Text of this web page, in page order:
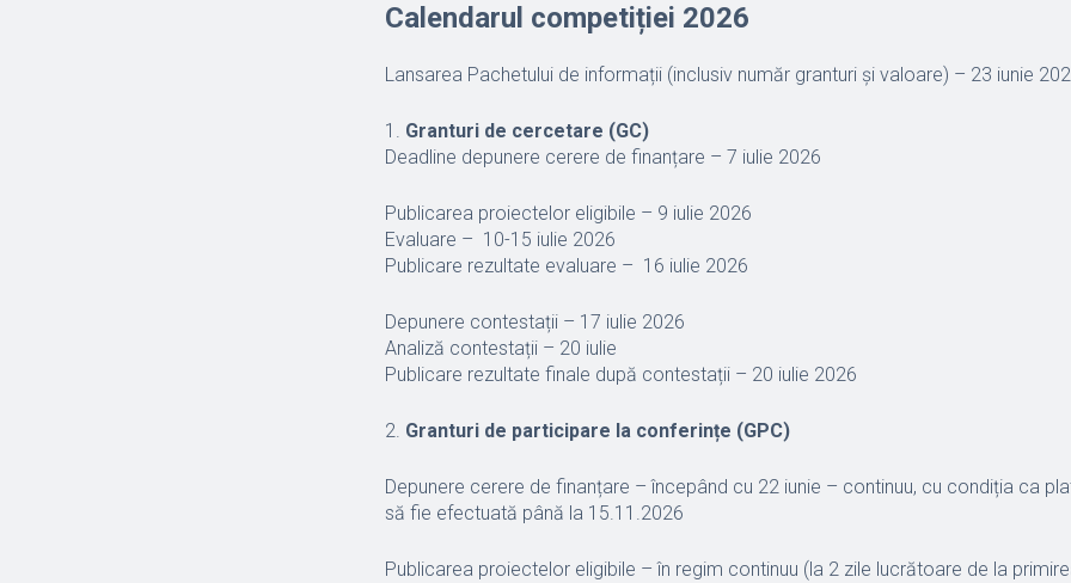
Calendarul competiției 2026
Lansarea Pachetului de informații (inclusiv număr granturi şi valoare) – 23 iunie
1. Granturi de cercetare (GC)
Deadline depunere cerere de finanțare – 7 iulie 2026
Publicarea proiectelor eligibile – 9 iulie 2026
Evaluare – 10-15 iulie 2026
Publicare rezultate evaluare – 16 iulie 2026
Depunere contestații – 17 iulie 2026
Analiză contestații – 20 iulie
Publicare rezultate finale după contestații – 20 iulie 2026
2. Granturi de participare la conferințe (GPC)
Depunere cerere de finanțare – începând cu 22 iunie – continuu, cu condiția ca
să fie efectuată până la 15.11.2026
Publicarea proiectelor eligibile – în regim continuu (la 2 zile lucrătoare de la